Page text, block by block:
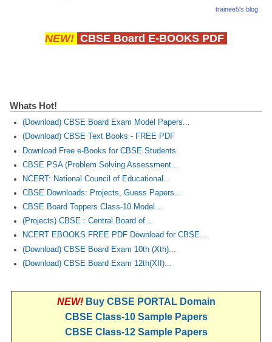
trainee5's blog
NEW! CBSE Board E-BOOKS PDF
Whats Hot!
(Download) CBSE Board Exam Model Papers...
(Download) CBSE Text Books - FREE PDF
Download Free e-Books for CBSE Students
CBSE PSA (Problem Solving Assessment...
NCERT: National Council of Educational...
CBSE Downloads: Projects, Guess Papers...
CBSE Board Toppers Class-10 Model...
(Projects) CBSE : Central Board of...
NCERT EBOOKS FREE PDF Download for CBSE...
(Download) CBSE Board Exam 10th (Xth)...
(Download) CBSE Board Exam 12th(XII)...
NEW! Buy CBSE PORTAL Domain
CBSE Class-10 Sample Papers
CBSE Class-12 Sample Papers